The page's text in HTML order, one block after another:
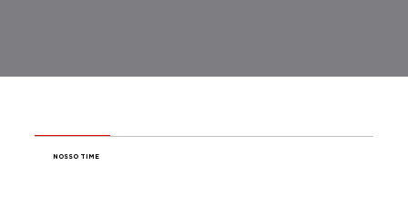
NOSSO TIME